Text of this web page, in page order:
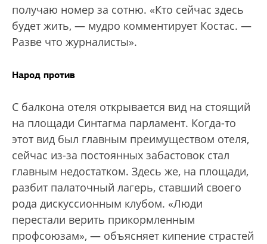
получаю номер за сотню. «Кто сейчас здесь
будет жить, — мудро комментирует Костас. —
Разве что журналисты».
Народ против
С балкона отеля открывается вид на стоящий
на площади Синтагма парламент. Когда-то
этот вид был главным преимуществом отеля,
сейчас из-за постоянных забастовок стал
главным недостатком. Здесь же, на площади,
разбит палаточный лагерь, ставший своего
рода дискуссионным клубом. «Люди
перестали верить прикормленным
профсоюзам», — объясняет кипение страстей